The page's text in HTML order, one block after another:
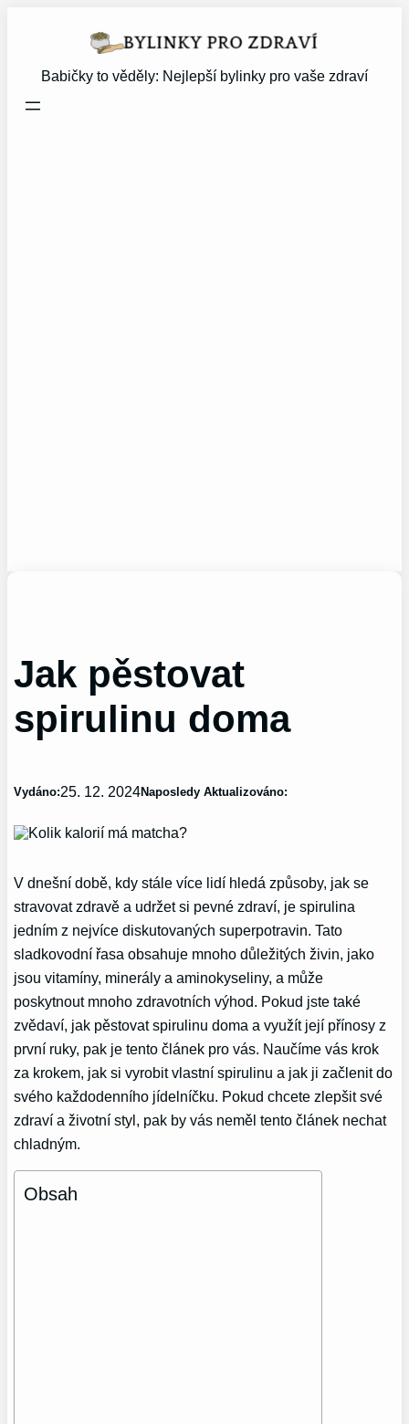
Babičky to věděly: Nejlepší bylinky pro vaše zdraví
Jak pěstovat
spirulinu doma
Vydáno:25. 12. 2024Naposledy Aktualizováno:
V dnešní době, kdy stále více lidí hledá způsoby, jak se
stravovat zdravě a udržet si pevné zdraví, je spirulina
jedním z nejvíce diskutovaných superpotravin. Tato
sladkovodní řasa obsahuje mnoho důležitých živin, jako
jsou vitamíny, minerály a aminokyseliny, a může
poskytnout mnoho zdravotních výhod. Pokud jste také
zvědaví, jak pěstovat spirulinu doma a využít její přínosy z
první ruky, pak je tento článek pro vás. Naučíme vás krok
za krokem, jak si vyrobit vlastní spirulinu a jak ji začlenit do
svého každodenního jídelníčku. Pokud chcete zlepšit své
zdraví a životní styl, pak by vás neměl tento článek nechat
chladným.
Obsah